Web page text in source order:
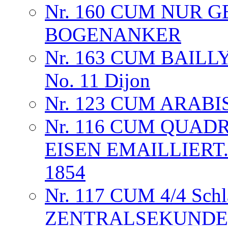
Nr. 160 CUM NUR
BOGENANKER
Nr. 163 CUM
No. 11 Dijon
Nr. 123 CUM
Nr. 116 CUM
EISEN
1854
Nr. 117 CUM 4/4